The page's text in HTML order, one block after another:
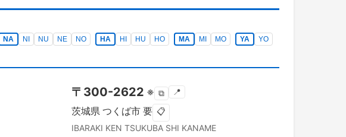
NA NI NU NE NO HA HI HU HO MA MI MO YA
YO
〒 300-2622 ※ ⧉ 📍
茨城県 つくば市 要 📋
IBARAKI KEN TSUKUBA SHI KANAME